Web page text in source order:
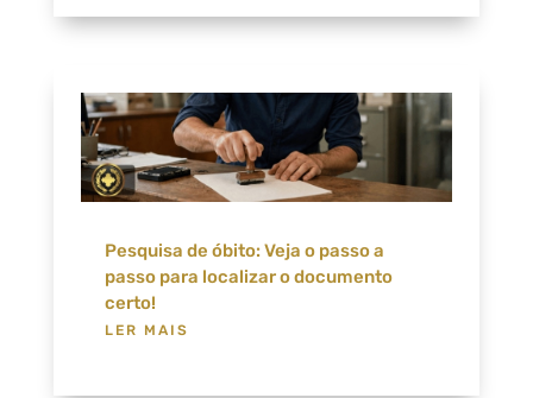
Pesquisa de óbito: Veja o passo a
passo para localizar o documento
certo!
LER MAIS